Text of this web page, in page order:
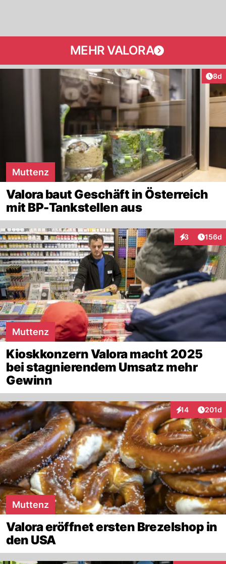
MEHR VALORA
8d
Muttenz
Valora baut Geschäft in Österreich
mit BP-Tankstellen aus
3
Interaktionen
156d
Muttenz
Kioskkonzern Valora macht 2025
bei stagnierendem Umsatz mehr
Gewinn
14
Interaktionen
201d
Muttenz
Valora eröffnet ersten Brezelshop in
den USA